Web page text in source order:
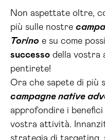
Non aspettate oltre,
più sulle nostre
Torino e su come
successo della vostra
pentirete!
Ora che sapete di più
campagne native
approfondire i
vostra attività.